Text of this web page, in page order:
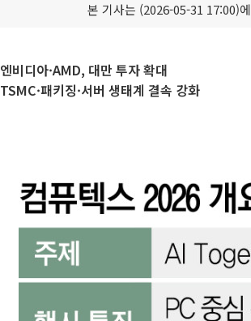
본 기사는 (2026-05-31 17:00)에
엔비디아·AMD, 대만 투자 확대
TSMC·패키징·서버 생태계 결속 강화